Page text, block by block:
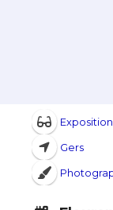
Exposition
Gers